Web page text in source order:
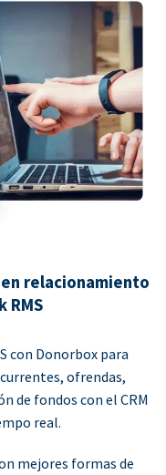
relacionamiento
RMS
con Donorbox para
ofrendas,
de fondos con el CRM
real.
mejores formas de